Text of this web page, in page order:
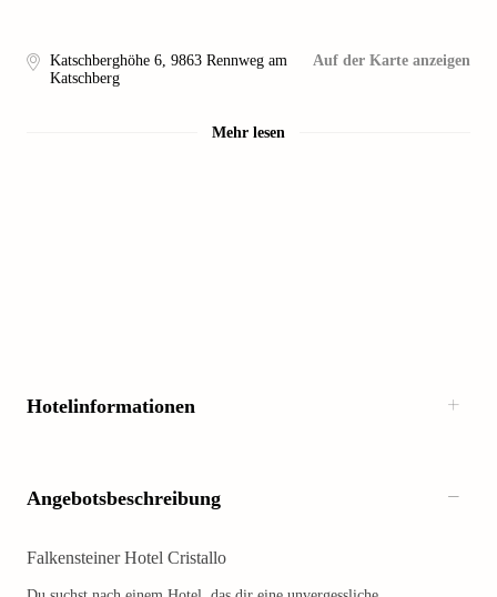
Katschberghöhe 6, 9863 Rennweg am
Katschberg
Auf der Karte anzeigen
Mehr lesen
Hotelinformationen
Angebotsbeschreibung
Falkensteiner Hotel Cristallo